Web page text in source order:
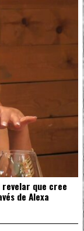
revelar que cree
de Alexa